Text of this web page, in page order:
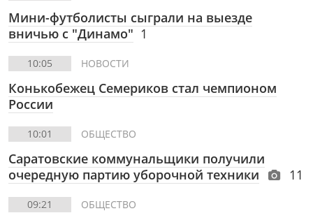
Мини-футболисты сыграли на выезде
вничью с "Динамо" 1
10:05 НОВОСТИ
Конькобежец Семериков стал чемпионом
России
10:01 ОБЩЕСТВО
Саратовские коммунальщики получили
очередную партию уборочной техники
11
09:21 ОБЩЕСТВО